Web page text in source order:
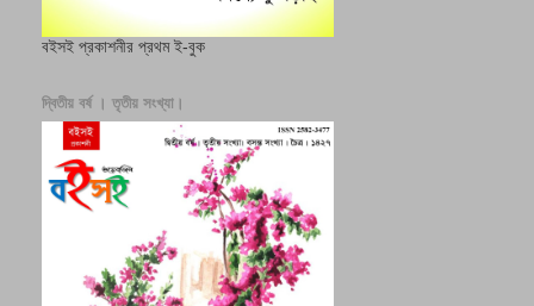
বইসই প্রকাশনীর প্রথম ই-বুক
দ্বিতীয় বর্ষ । তৃতীয় সংখ্যা।